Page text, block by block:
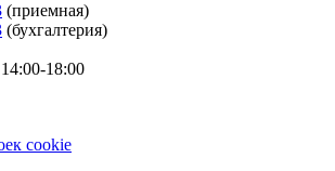
(приемная)
(бухгалтерия)
18:00
cookie